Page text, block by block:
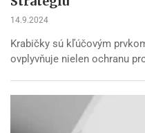
14.9.2024
Krabičky sú kľúčovým
ovplyvňuje nielen ochranu